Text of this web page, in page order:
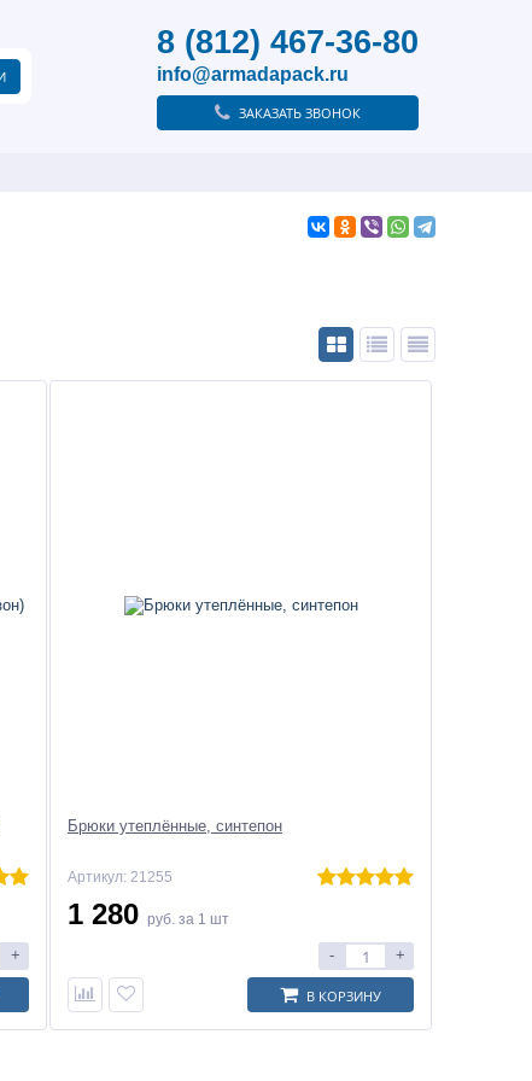
8 (812) 467-36-80
info@armadapack.ru
ЗАКАЗАТЬ ЗВОНОК
+
Брюки утеплённые, синтепон
Артикул: 21255
1 280 руб. за 1 шт
- +
В КОРЗИНУ